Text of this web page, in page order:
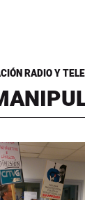
RADIO Y